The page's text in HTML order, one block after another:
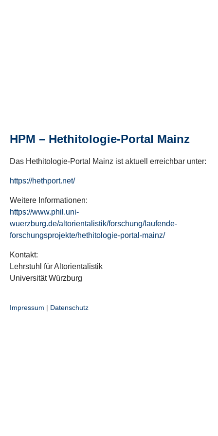
HPM – Hethitologie-Portal Mainz
Das Hethitologie-Portal Mainz ist aktuell erreichbar unter:
https://hethport.net/
Weitere Informationen:
https://www.phil.uni-
wuerzburg.de/altorientalistik/forschung/laufende-
forschungsprojekte/hethitologie-portal-mainz/
Kontakt:
Lehrstuhl für Altorientalistik
Universität Würzburg
Impressum | Datenschutz